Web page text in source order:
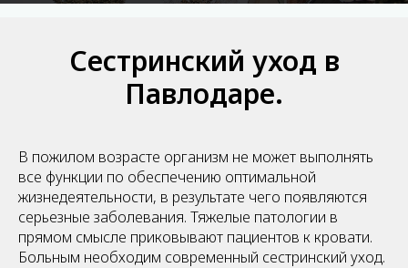
Сестринский уход в
Павлодаре.
В пожилом возрасте организм не может выполнять
все функции по обеспечению оптимальной
жизнедеятельности, в результате чего появляются
серьезные заболевания. Тяжелые патологии в
прямом смысле приковывают пациентов к кровати.
Больным необходим современный сестринский уход.